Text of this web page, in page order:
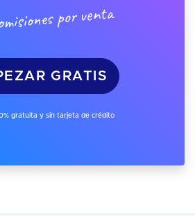
por venta
GRATIS
gratuita y sin tarjeta de crédito